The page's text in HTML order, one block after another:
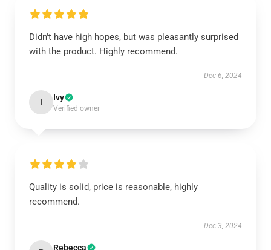
Didn't have high hopes, but was pleasantly surprised
with the product. Highly recommend.
Dec 6, 2024
I Ivy
Verified owner
Quality is solid, price is reasonable, highly
recommend.
Dec 3, 2024
Rebecca